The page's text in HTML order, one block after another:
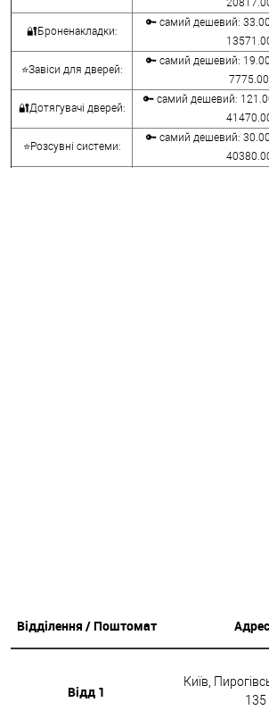
🔐Броненакладки:
🔑 самий дешевий:
⭐Завіси для дверей:
🔑 самий дешевий:
🔐Дотягувачі дверей:
🔑 самий дешевий:
⭐Розсувні системи:
🔑 самий дешевий:
Відділення / Поштомат
Відд 1
Київ,
135